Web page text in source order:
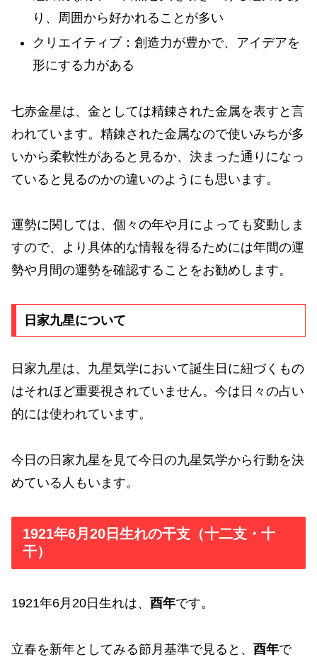
り、周囲から好かれることが多い
クリエイティブ：創造力が豊かで、アイデアを
形にする力がある
七赤金星は、金としては精錬された金属を表すと言
われています。精錬された金属なので使いみちが多
いから柔軟性があると見るか、決まった通りになっ
ていると見るのかの違いのようにも思います。
運勢に関しては、個々の年や月によっても変動しま
すので、より具体的な情報を得るためには年間の運
勢や月間の運勢を確認することをお勧めします。
日家九星について
日家九星は、九星気学において誕生日に紐づくもの
はそれほど重要視されていません。今は日々の占い
的には使われています。
今日の日家九星を見て今日の九星気学から行動を決
めている人もいます。
1921年6月20日生れの干支（十二支・十
干）
1921年6月20日生れは、 酉年です。
立春を新年としてみる節月基準で見ると、 酉年で